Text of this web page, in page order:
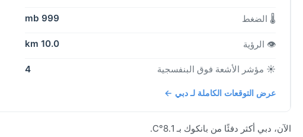
🌡️ الضغط 999 mb
👁️ الرؤية 10.0 km
☀️ مؤشر الأشعة فوق البنفسجية 4
عرض التوقعات الكاملة لـ دبي ←
الآن، دبي أكثر دفئًا من بانكوك بـ 8.1°C.